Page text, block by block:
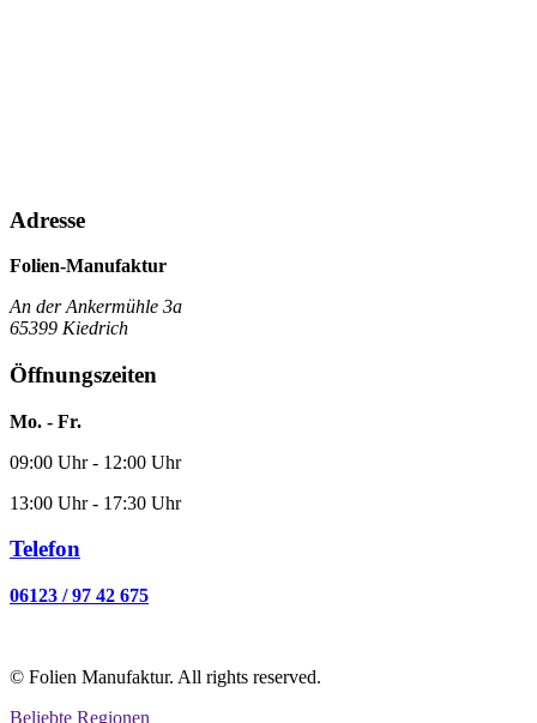
Adresse
Folien-Manufaktur
An der Ankermühle 3a
65399 Kiedrich
Öffnungszeiten
Mo. - Fr.
09:00 Uhr - 12:00 Uhr
13:00 Uhr - 17:30 Uhr
Telefon
06123 / 97 42 675
© Folien Manufaktur. All rights reserved.
Beliebte Regionen